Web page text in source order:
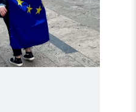
mot
Georgia"